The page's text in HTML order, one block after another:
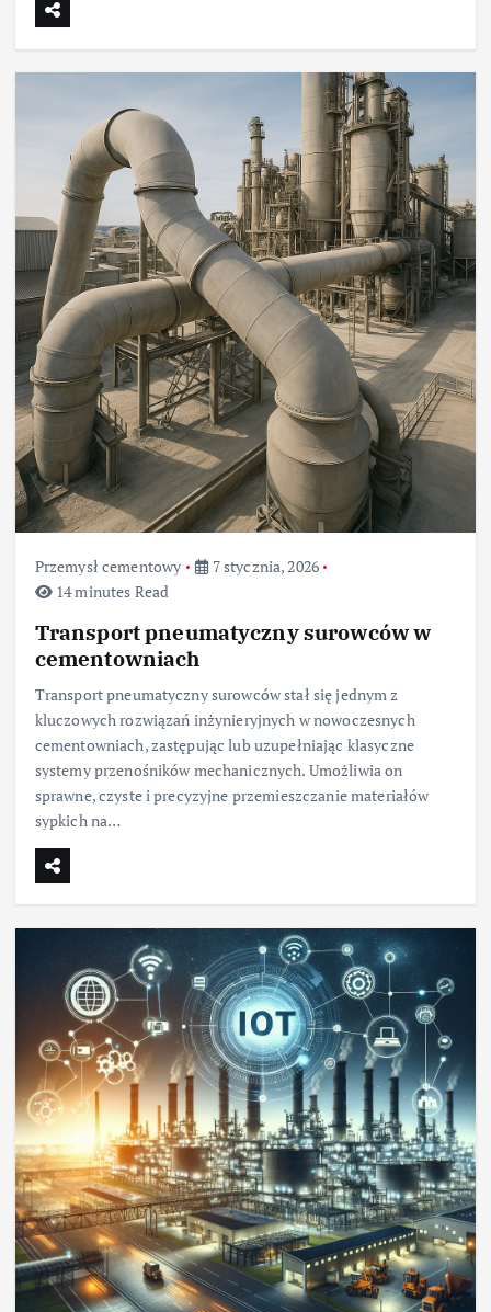
Przemysł cementowy
7 stycznia, 2026
14 minutes Read
Transport pneumatyczny surowców w
cementowniach
Transport pneumatyczny surowców stał się jednym z
kluczowych rozwiązań inżynieryjnych w nowoczesnych
cementowniach, zastępując lub uzupełniając klasyczne
systemy przenośników mechanicznych. Umożliwia on
sprawne, czyste i precyzyjne przemieszczanie materiałów
sypkich na…